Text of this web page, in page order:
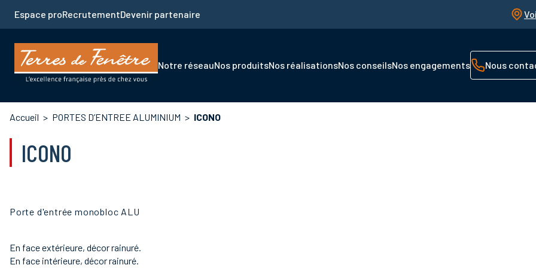
contenu
principal
Espace proRecrutementDevenir partenaire
Navigation
Notre réseauNos produitsNos réalisationsNos conseilsNos engagements Nous
Fil
Accueil PORTES D’ENTREE ALUMINIUM ICONO
ICONO
Porte d'entrée monobloc ALU
En face extérieure, décor rainuré.
En face intérieure, décor rainuré.